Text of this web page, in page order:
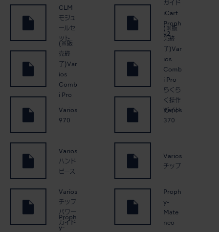
ガイド
CLM
モジュ
ールセ
ット
iCart
Proph
y2
(※販
売終
了)Var
ios
Comb
i Pro
(※販
売終
了)Var
ios
Comb
i Pro
らくら
く操作
ガイド
Varios
970
Varios
370
Varios
ハンド
ピース
Varios
チップ
Varios
チップ
パワー
ガイド
Proph
y-
Mate
neo
Proph
y-